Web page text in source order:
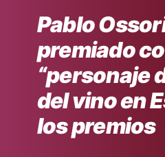
Pablo
premiado
“personaje
del vino en
los premios